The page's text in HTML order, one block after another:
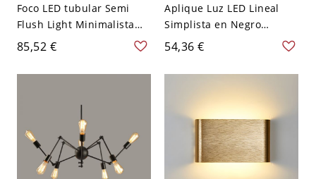
Foco LED tubular Semi
Flush Light Minimalista
Tienda de ropa de metal
Iluminación de
seguimiento - 110 A 120 V
85,52 €
Aplique Luz LED Lineal
Simplista en Negro
Iluminación de Pared de
Metal para Pasillo - 110 A
120 V Negro 80,01 cm Luz
54,36 €